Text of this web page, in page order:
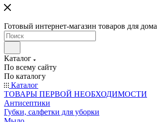
Готовый интернет-магазин товаров для дома
Каталог
По всему сайту
По каталогу
Каталог
ТОВАРЫ ПЕРВОЙ НЕОБХОДИМОСТИ
Антисептики
Губки, салфетки для уборки